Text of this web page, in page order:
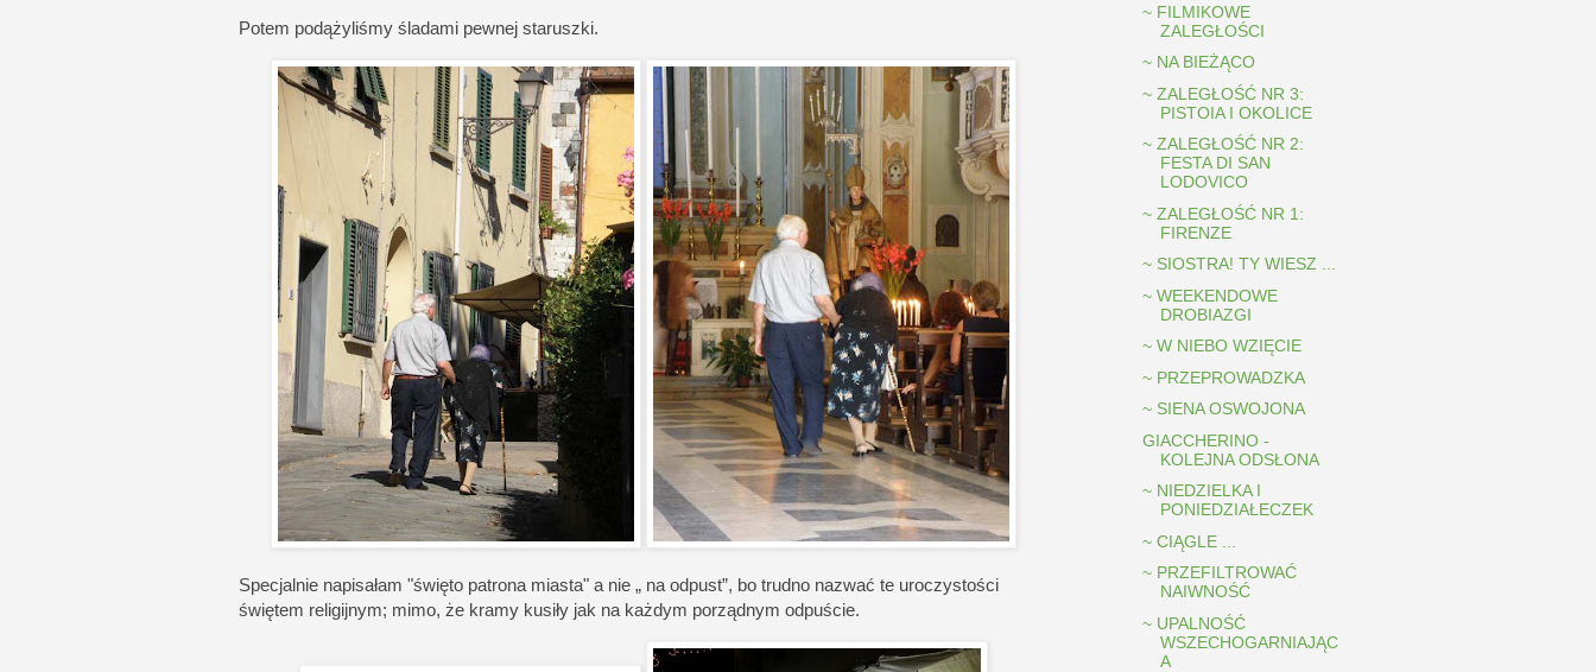
Potem podążyliśmy śladami pewnej staruszki.
Specjalnie napisałam "święto patrona miasta" a nie „ na odpust”, bo trudno nazwać te uroczystości
świętem religijnym; mimo, że kramy kusiły jak na każdym porządnym odpuście.
~ FILMIKOWE
ZALEGŁOŚCI
~ NA BIEŻĄCO
~ ZALEGŁOŚĆ NR 3:
PISTOIA I OKOLICE
~ ZALEGŁOŚĆ NR 2:
FESTA DI SAN
LODOVICO
~ ZALEGŁOŚĆ NR 1:
FIRENZE
~ SIOSTRA! TY WIESZ ...
~ WEEKENDOWE
DROBIAZGI
~ W NIEBO WZIĘCIE
~ PRZEPROWADZKA
~ SIENA OSWOJONA
GIACCHERINO -
KOLEJNA ODSŁONA
~ NIEDZIELKA I
PONIEDZIAŁECZEK
~ CIĄGLE ...
~ PRZEFILTROWAĆ
NAIWNOŚĆ
~ UPALNOŚĆ
WSZECHOGARNIAJĄC
A